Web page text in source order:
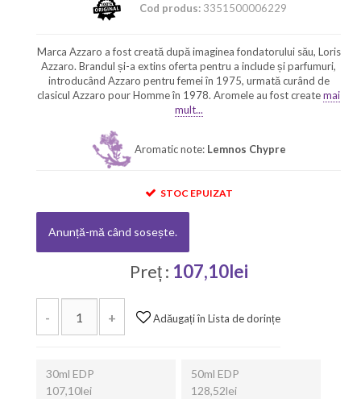
Cod produs:3351500006229
Marca Azzaro a fost creată după imaginea fondatorului său, Loris
Azzaro. Brandul și-a extins oferta pentru a include și parfumuri,
introducând Azzaro pentru femei în 1975, urmată curând de
clasicul Azzaro pour Homme în 1978. Aromele au fost createmai
mult...
Aromatic note: Lemnos Chypre
STOC EPUIZAT
Anunță-mă când sosește.
Preț : 107,10lei
- + Adăugați în Lista de dorințe
30ml EDP
107,10lei
50ml EDP
128,52lei